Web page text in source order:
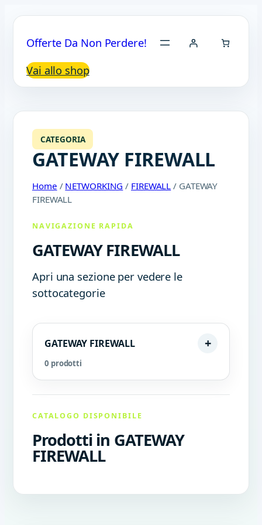
Offerte Da Non Perdere!
Vai allo shop
CATEGORIA
GATEWAY FIREWALL
Home / NETWORKING / FIREWALL / GATEWAY
FIREWALL
NAVIGAZIONE RAPIDA
GATEWAY FIREWALL
Apri una sezione per vedere le
sottocategorie
GATEWAY FIREWALL
0 prodotti
CATALOGO DISPONIBILE
Prodotti in GATEWAY
FIREWALL